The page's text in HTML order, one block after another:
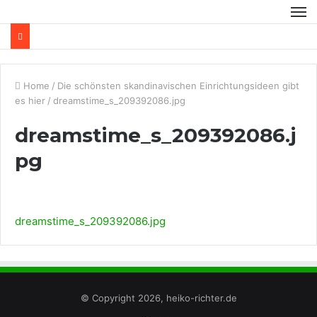
Home / Die schönsten skandinavischen Einrichtungsideen gibt
es hier / dreamstime_s_209392086.jpg
dreamstime_s_209392086.j
pg
dreamstime_s_209392086.jpg
© Copyright 2026, heiko-richter.de